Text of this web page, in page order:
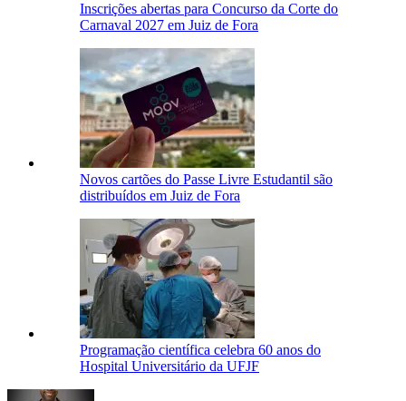
Inscrições abertas para Concurso da Corte do
Carnaval 2027 em Juiz de Fora
Novos cartões do Passe Livre Estudantil são
distribuídos em Juiz de Fora
Programação científica celebra 60 anos do
Hospital Universitário da UFJF